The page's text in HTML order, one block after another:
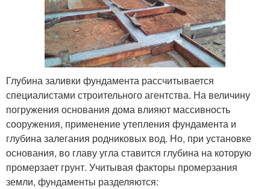
Глубина заливки фундамента рассчитывается
специалистами строительного агентства. На величину
погружения основания дома влияют массивность
сооружения, применение утепления фундамента и
глубина залегания родниковых вод. Но, при установке
основания, во главу угла ставится глубина на которую
промерзает грунт. Учитывая факторы промерзания
земли, фундаменты разделяются: